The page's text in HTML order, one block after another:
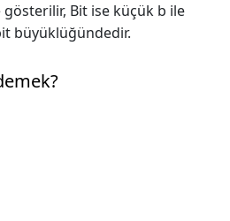
Bit ise küçük b ile
büyüklüğündedir.